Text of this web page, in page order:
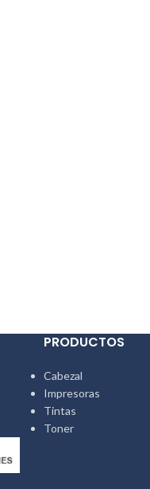
PRODUCTOS
Cabezal
Impresoras
Tintas
Toner